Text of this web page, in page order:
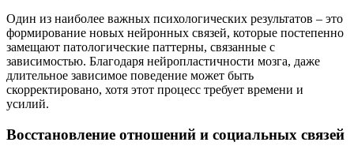
Один из наиболее важных психологических результатов – это
формирование новых нейронных связей, которые постепенно
замещают патологические паттерны, связанные с
зависимостью. Благодаря нейропластичности мозга, даже
длительное зависимое поведение может быть
скорректировано, хотя этот процесс требует времени и
усилий.
Восстановление отношений и социальных связей